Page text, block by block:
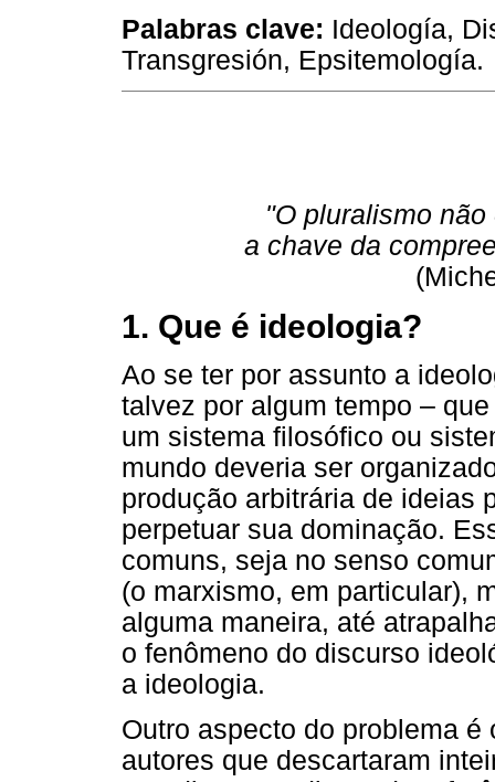
Palabras clave: Ideología,
Transgresión, Epsitemología.
"O pluralismo
a chave da
1. Que é ideologia?
Ao se ter por assunto a
talvez por algum tempo –
um sistema filosófico ou
mundo deveria ser
produção arbitrária de ideias
perpetuar sua dominação.
comuns, seja no senso
(o marxismo, em particular),
alguma maneira, até
o fenômeno do discurso
a ideologia.
Outro aspecto do problema
autores que descartaram